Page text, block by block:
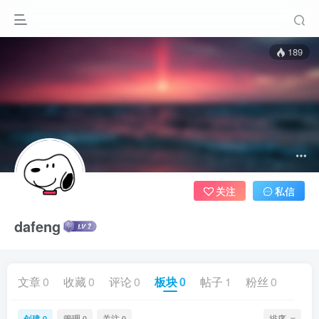
189
dafeng
关注 私信
文章0 收藏 0 评论 0 板块0 帖子 1 粉丝 0